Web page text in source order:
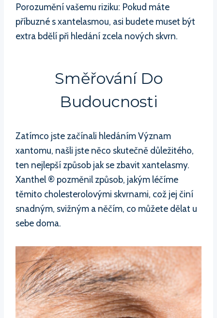
Porozumění vašemu riziku: Pokud máte
příbuzné s xantelasmou, asi budete muset být
extra bdělí při hledání zcela nových skvrn.
Směřování Do
Budoucnosti
Zatímco jste začínali hledáním Význam
xantomu, našli jste něco skutečně důležitého,
ten nejlepší způsob jak se zbavit xantelasmy.
Xanthel ® pozměnil způsob, jakým léčíme
těmito cholesterolovými skvrnami, což jej činí
snadným, svižným a něčím, co můžete dělat u
sebe doma.